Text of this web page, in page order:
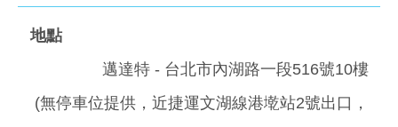
邁達特 - 台北市內湖路一段516號10樓
(無停車位提供，近捷運文湖線港墘站2號出口，